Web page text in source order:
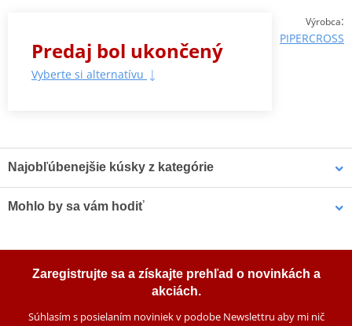
Výrobca:
PIPERCROSS
Predaj bol ukončený
Vyberte si alternatívu
Najobľúbenejšie kúsky z kategórie
Mohlo by sa vám hodiť
ml sprej)
Zaregistrujte sa a získajte prehľad o novinkách a
akciách.
Súhlasím s posielaním noviniek v podobe Newslettru aby mi nič